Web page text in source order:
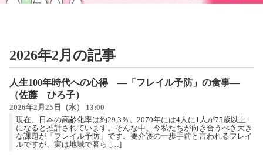
2026年2月の記事
人生100年時代への心得 —「フレイル予防」の食事—
（佐藤 ひろ子）
2026年2月25日（水） 13:00
現在、日本の高齢化率は約29.3％。2070年には4人に1人が75歳以上
になると推計されています。そんな中、今私たちが向き合うべき大き
な課題が「フレイル予防」です。要介護の一歩手前と言われるフレイ
ルですが、実は地域で暮ら […]